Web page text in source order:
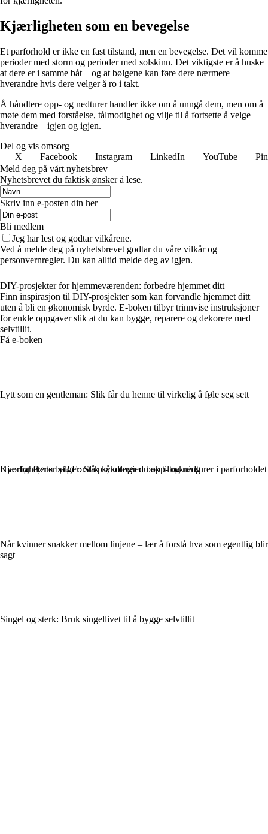
Kjærligheten som en bevegelse
Et parforhold er ikke en fast tilstand, men en bevegelse. Det vil komme
perioder med storm og perioder med solskinn. Det viktigste er å huske
at dere er i samme båt – og at bølgene kan føre dere nærmere
hverandre hvis dere velger å ro i takt.
Å håndtere opp- og nedturer handler ikke om å unngå dem, men om å
møte dem med forståelse, tålmodighet og vilje til å fortsette å velge
hverandre – igjen og igjen.
Del og vis omsorg
X
Facebook Instagram LinkedIn YouTube
Meld deg på vårt nyhetsbrev
Nyhetsbrevet du faktisk ønsker å lese.
Skriv inn e-posten din her
Bli medlem
Jeg har lest og godtar vilkårene.
Ved å melde deg på nyhetsbrevet godtar du våre vilkår og
personvernregler. Du kan alltid melde deg av igjen.
DIY-prosjekter for hjemmeværenden: forbedre hjemmet ditt
Finn inspirasjon til DIY-prosjekter som kan forvandle hjemmet ditt
uten å bli en økonomisk byrde. E-boken tilbyr trinnvise instruksjoner
for enkle oppgaver slik at du kan bygge, reparere og dekorere med
selvtillit.
Få e-boken
Lytt som en gentleman: Slik får du henne til virkelig å føle seg sett
Kjærlighetens bølger: Slik håndterer du opp- og nedturer i parforholdet
Når kvinner snakker mellom linjene – lær å forstå hva som egentlig blir
sagt
Singel og sterk: Bruk singellivet til å bygge selvtillit
Hvorfor flørter vi? Forstå psykologien bak tiltrekning